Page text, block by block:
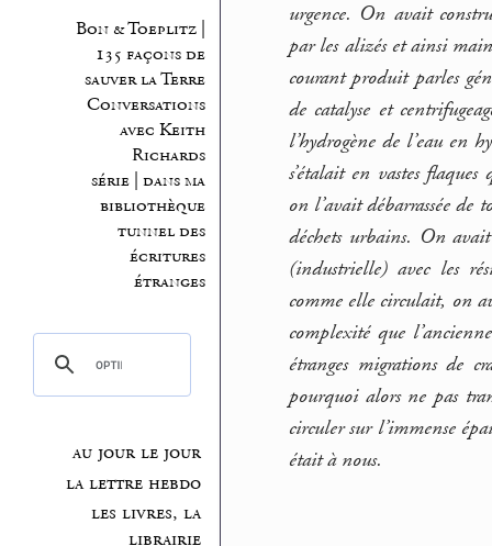
Bon & Toeplitz |
135 façons de
sauver la Terre
Conversations
avec Keith
Richards
série | dans ma
bibliothèque
tunnel des
écritures
étranges
au jour le jour
la lettre hebdo
les livres, la
librairie
urgence. On avait
par les alizés et ainsi
courant produit parles
de catalyse et
l’hydrogène de l’eau en
s’étalait en vastes
on l’avait débarrassée de
déchets urbains. On
(industrielle) avec les
comme elle circulait, on
complexité que
étranges migrations de
pourquoi alors ne pas
circuler sur l’immense
était à nous.